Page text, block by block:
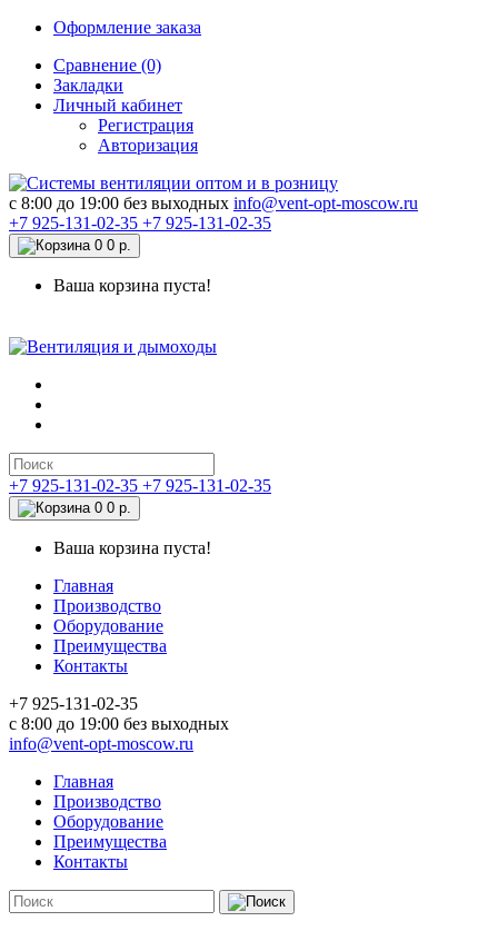
Оформление заказа
Сравнение (0)
Закладки
Личный кабинет
Регистрация
Авторизация
c 8:00 до 19:00 без выходных info@vent-opt-moscow.ru
+7 925-131-02-35 +7 925-131-02-35
0 0 р.
Ваша корзина пуста!
+7 925-131-02-35 +7 925-131-02-35
0 0 р.
Ваша корзина пуста!
Главная
Производство
Оборудование
Преимущества
Контакты
+7 925-131-02-35
c 8:00 до 19:00 без выходных
info@vent-opt-moscow.ru
Главная
Производство
Оборудование
Преимущества
Контакты